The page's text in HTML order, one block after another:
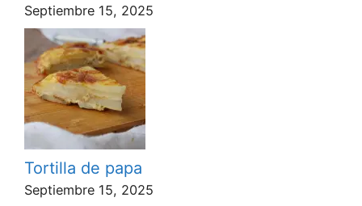
Septiembre 15, 2025
Tortilla de papa
Septiembre 15, 2025